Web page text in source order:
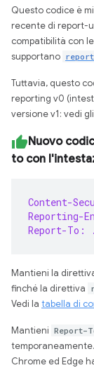
Questo codice è
recente di report-
compatibilità con
supportano
Tuttavia, questo
reporting v0
versione v1: vedi
Nuovo
to con
Content-
Reporting-
Report-To:
Mantieni la
finché la direttiva
Vedi la tabella di
Mantieni Report-
Chrome ed Edge